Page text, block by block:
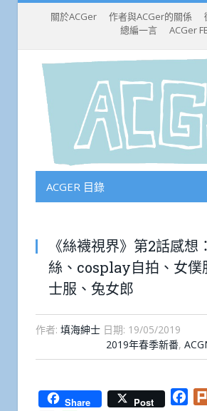
關於ACGer 作者與ACGer的關係
總編一言
ACGer
ACGER 目錄
《絲襪視界》第2話感想
絲、cosplay自拍、女僕
士服、兔女郎
作者: 填海紳士 日期: 19/05/2019
2019年春季新番,
Share Post